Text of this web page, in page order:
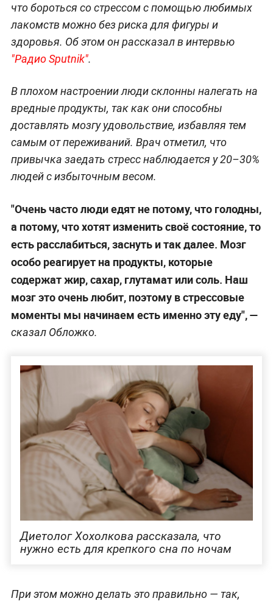
что бороться со стрессом с помощью любимых
лакомств можно без риска для фигуры и
здоровья. Об этом он рассказал в интервью
"Радио Sputnik".
В плохом настроении люди склонны налегать на
вредные продукты, так как они способны
доставлять мозгу удовольствие, избавляя тем
самым от переживаний. Врач отметил, что
привычка заедать стресс наблюдается у 20–30%
людей с избыточным весом.
"Очень часто люди едят не потому, что голодны,
а потому, что хотят изменить своё состояние, то
есть расслабиться, заснуть и так далее. Мозг
особо реагирует на продукты, которые
содержат жир, сахар, глутамат или соль. Наш
мозг это очень любит, поэтому в стрессовые
моменты мы начинаем есть именно эту еду", —
сказал Обложко.
Диетолог Хохолкова рассказала, что
нужно есть для крепкого сна по ночам
При этом можно делать это правильно — так,